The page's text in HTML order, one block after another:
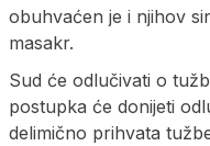
obuhvaćen je i njihov
masakr.
Sud će odlučivati o
postupka će donijeti
delimično prihvata